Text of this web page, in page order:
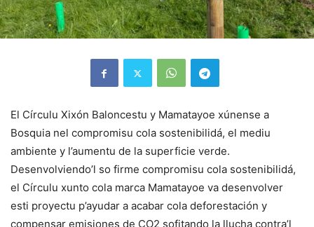
El Círculu Xixón Baloncestu y Mamatayoe xúnense a
Bosquia nel compromisu cola sostenibilidá, el mediu
ambiente y l’aumentu de la superficie verde.
Desenvolviendo’l so firme compromisu cola sostenibilidá,
el Círculu xunto cola marca Mamatayoe va desenvolver
esti proyectu p’ayudar a acabar cola deforestación y
compensar emisiones de CO2 sofitando la llucha contra’l